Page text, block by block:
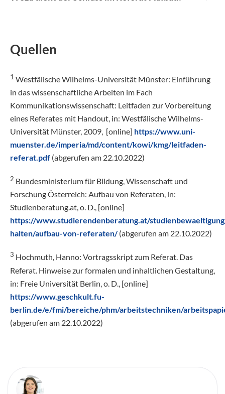
Quellen
1 Westfälische Wilhelms-Universität Münster: Einführung
in das wissenschaftliche Arbeiten im Fach
Kommunikationswissenschaft: Leitfaden zur Vorbereitung
eines Referates mit Handout, in: Westfälische Wilhelms-
Universität Münster, 2009, [online] https://www.uni-
muenster.de/imperia/md/content/kowi/kmg/leitfaden-
referat.pdf (abgerufen am 22.10.2022)
2 Bundesministerium für Bildung, Wissenschaft und
Forschung Österreich: Aufbau von Referaten, in:
Studienberatung.at, o. D., [online]
https://www.studierendenberatung.at/
halten/aufbau-von-referaten/(abgerufen am 22.10.2022)
3 Hochmuth, Hanno: Vortragsskript zum Referat. Das
Referat. Hinweise zur formalen und inhaltlichen Gestaltung,
in: Freie Universität Berlin, o. D., [online]
https://www.geschkult.fu-
berlin.de/e/fmi/bereiche/phm/arbeitstechniken/
(abgerufen am 22.10.2022)